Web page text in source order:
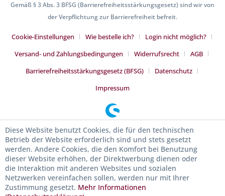
Gemäß § 3 Abs. 3 BFSG (Barrierefreiheitsstärkungsgesetz) sind wir von
der Verpflichtung zur Barrierefreiheit befreit.
Cookie-Einstellungen Wie bestelle ich?
Login nicht möglich?
Versand- und Zahlungsbedingungen
Widerrufsrecht
AGB
Barrierefreiheitsstärkungsgesetz (BFSG)
Datenschutz
Impressum
Diese Website benutzt Cookies, die für den technischen
Betrieb der Website erforderlich sind und stets gesetzt
werden. Andere Cookies, die den Komfort bei Benutzung
dieser Website erhöhen, der Direktwerbung dienen oder
die Interaktion mit anderen Websites und sozialen
Netzwerken vereinfachen sollen, werden nur mit Ihrer
Zustimmung gesetzt. Mehr Informationen